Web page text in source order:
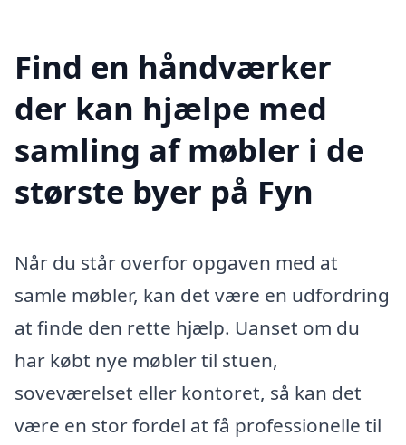
Find en håndværker
der kan hjælpe med
samling af møbler i de
største byer på Fyn
Når du står overfor opgaven med at
samle møbler, kan det være en udfordring
at finde den rette hjælp. Uanset om du
har købt nye møbler til stuen,
soveværelset eller kontoret, så kan det
være en stor fordel at få professionelle til